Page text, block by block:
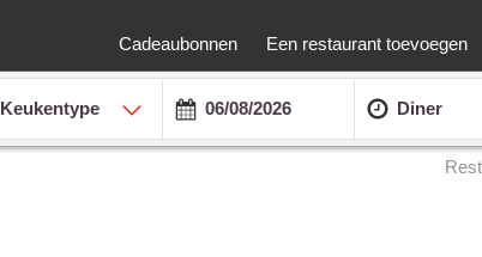
Cadeaubonnen Een restaurant toevoegen
Keukentype Diner